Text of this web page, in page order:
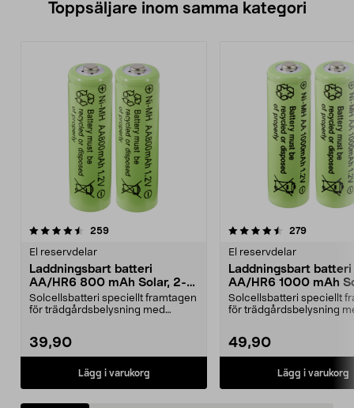
Toppsäljare inom samma kategori
259recensioner
El reservdelar
Laddningsbart batteri
AA/HR6 800 mAh Solar, 2-
pack
Solcellsbatteri speciellt framtagen
för trädgårdsbelysning med
39,90
Lägg i varukorg
4.5 av 5 stjärnor 279
El reservdelar
Laddningsbart batteri
AA/HR6 1000 mAh
pack
Solcellsbatteri speciellt
för trädgårdsbelysning
49,90
Lägg i varukorg
4.5 av 5 stjärnor